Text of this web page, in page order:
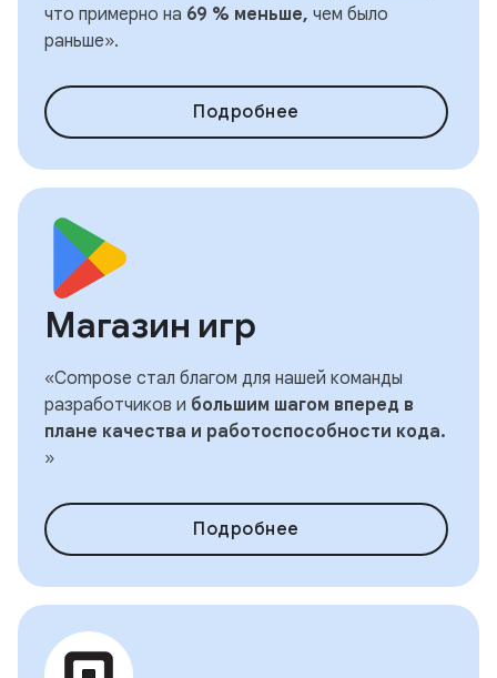
что примерно на 69 % меньше, чем было
раньше».
Подробнее
Магазин игр
«Compose стал благом для нашей команды
разработчиков и большим шагом вперед в
плане качества и работоспособности кода.
»
Подробнее